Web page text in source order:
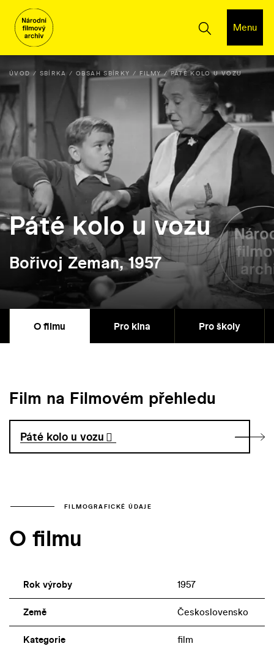
Menu
ÚVOD SBÍRKA OBSAH SBÍRKY FILMY PÁTÉ KOLO U VOZU
Páté kolo u vozu
Bořivoj Zeman, 1957
O filmu Pro kina Pro školy
Film na Filmovém přehledu
Páté kolo u vozu
FILMOGRAFICKÉ ÚDAJE
O filmu
Rok výroby 1957
Země Československo
Kategorie film